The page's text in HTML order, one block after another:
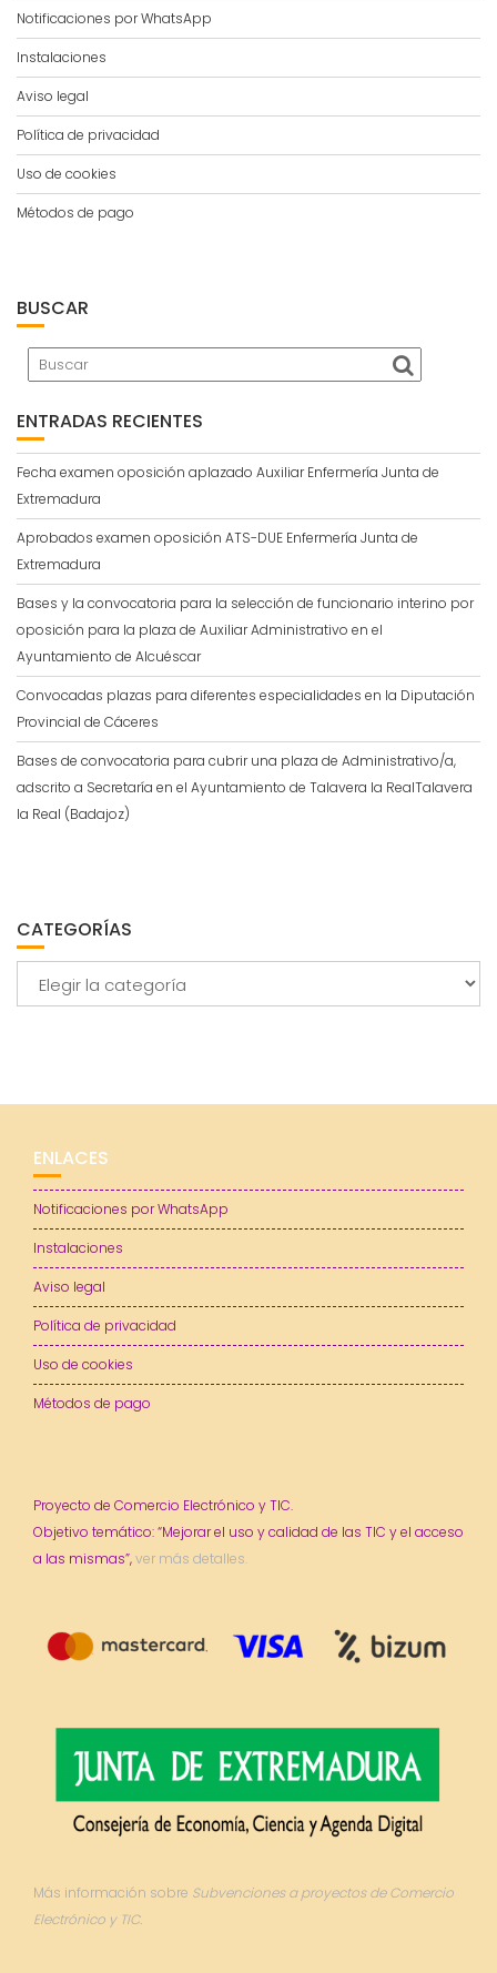
Notificaciones por WhatsApp
Instalaciones
Aviso legal
Política de privacidad
Uso de cookies
Métodos de pago
BUSCAR
ENTRADAS RECIENTES
Fecha examen oposición aplazado Auxiliar Enfermería Junta de
Extremadura
Aprobados examen oposición ATS-DUE Enfermería Junta de
Extremadura
Bases y la convocatoria para la selección de funcionario interino por
oposición para la plaza de Auxiliar Administrativo en el
Ayuntamiento de Alcuéscar
Convocadas plazas para diferentes especialidades en la Diputación
Provincial de Cáceres
Bases de convocatoria para cubrir una plaza de Administrativo/a,
adscrito a Secretaría en el Ayuntamiento de Talavera la RealTalavera
la Real (Badajoz)
CATEGORÍAS
ENLACES
Notificaciones por WhatsApp
Instalaciones
Aviso legal
Política de privacidad
Uso de cookies
Métodos de pago
Proyecto de Comercio Electrónico y TIC.
Objetivo temático: “Mejorar el uso y calidad de las TIC y el acceso
a las mismas”,ver más detalles.
Más información sobre Subvenciones a proyectos de Comercio
Electrónico y TIC.